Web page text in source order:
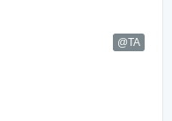
@TA